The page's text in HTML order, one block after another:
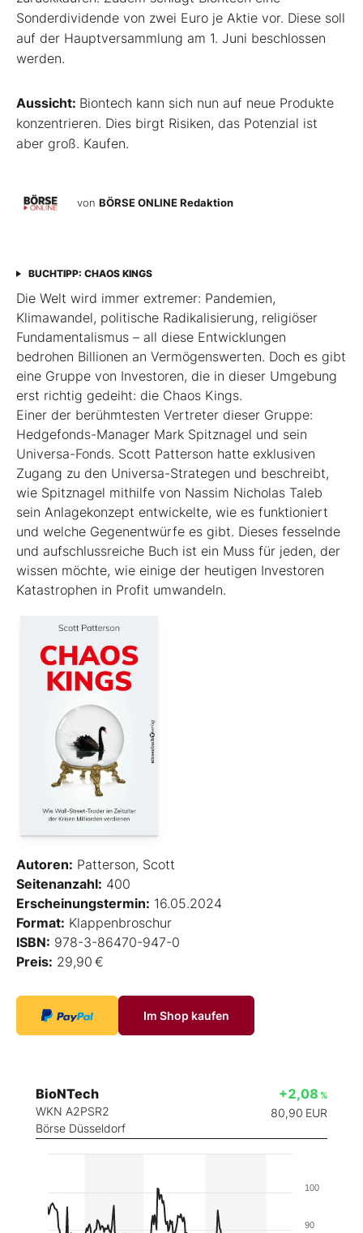
Sonderdividende von zwei Euro je Aktie vor. Diese soll
auf der Hauptversammlung am 1. Juni beschlossen
werden.
Aussicht: Biontech kann sich nun auf neue Produkte
konzentrieren. Dies birgt Risiken, das Potenzial ist
aber groß. Kaufen.
von BÖRSE ONLINE Redaktion
BUCHTIPP: CHAOS KINGS
Die Welt wird immer extremer: Pandemien,
Klimawandel, politische Radikalisierung, religiöser
Fundamentalismus – all diese Entwicklungen
bedrohen Billionen an Vermögenswerten. Doch es gibt
eine Gruppe von Investoren, die in dieser Umgebung
erst richtig gedeiht: die Chaos Kings.
Einer der berühmtesten Vertreter dieser Gruppe:
Hedgefonds-Manager Mark Spitznagel und sein
Universa-Fonds. Scott Patterson hatte exklusiven
Zugang zu den Universa-Strategen und beschreibt,
wie Spitznagel mithilfe von Nassim Nicholas Taleb
sein Anlagekonzept entwickelte, wie es funktioniert
und welche Gegenentwürfe es gibt. Dieses fesselnde
und aufschlussreiche Buch ist ein Muss für jeden, der
wissen möchte, wie einige der heutigen Investoren
Katastrophen in Profit umwandeln.
Autoren: Patterson, Scott
Seitenanzahl: 400
Erscheinungstermin: 16.05.2024
Format: Klappenbroschur
ISBN: 978-3-86470-947-0
Preis: 29,90 €
Im Shop kaufen
BioNTech
WKN A2PSR2
Börse Düsseldorf
+2,08 %
80,90 EUR
90
100